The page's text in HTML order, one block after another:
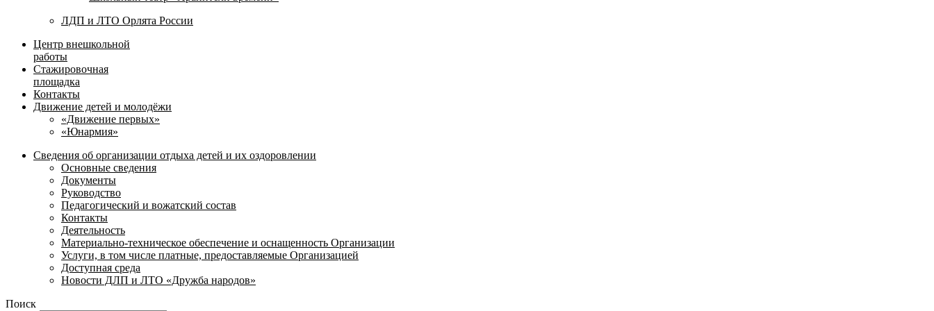
ЛДП и ЛТО Орлята России
Центр внешкольной
работы
Стажировочная
площадка
Контакты
Движение детей и молодёжи
«Движение первых»
«Юнармия»
Сведения об организации отдыха детей и их оздоровлении
Основные сведения
Документы
Руководство
Педагогический и вожатский состав
Контакты
Деятельность
Материально-техническое обеспечение и оснащенность Организации
Услуги, в том числе платные, предоставляемые Организацией
Доступная среда
Новости ДЛП и ЛТО «Дружба народов»
Поиск